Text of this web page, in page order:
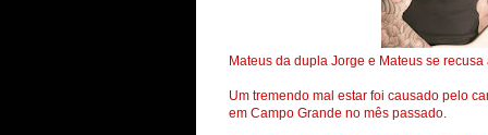
Mateus da dupla Jorge e Mateus se
Um tremendo mal estar foi causado pelo
em Campo Grande no mês passado.